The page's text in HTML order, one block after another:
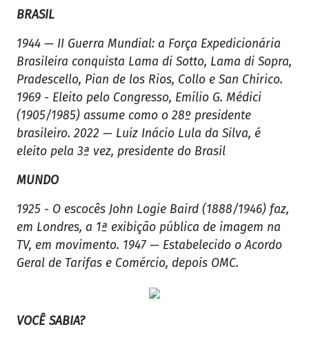
BRASIL
1944 — II Guerra Mundial: a Força Expedicionária
Brasileira conquista Lama di Sotto, Lama di Sopra,
Pradescello, Pian de los Rios, Collo e San Chirico.
1969 - Eleito pelo Congresso, Emílio G. Médici
(1905/1985) assume como o 28º presidente
brasileiro. 2022 — Luiz Inácio Lula da Silva, é
eleito pela 3ª vez, presidente do Brasil
MUNDO
1925 - O escocês John Logie Baird (1888/1946) faz,
em Londres, a 1ª exibição pública de imagem na
TV, em movimento. 1947 — Estabelecido o Acordo
Geral de Tarifas e Comércio, depois OMC.
VOCÊ SABIA?